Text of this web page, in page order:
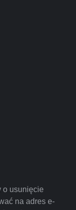
o usunięcie
na adres e-